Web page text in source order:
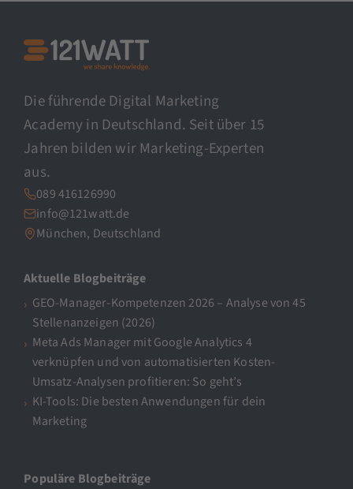
Die führende Digital Marketing
Academy in Deutschland. Seit über 15
Jahren bilden wir Marketing-Experten
aus.
089 416126990
info@121watt.de
München, Deutschland
Aktuelle Blogbeiträge
GEO-Manager-Kompetenzen 2026 – Analyse von 45
Stellenanzeigen (2026)
Meta Ads Manager mit Google Analytics 4
verknüpfen und von automatisierten Kosten-
Umsatz-Analysen profitieren: So geht’s
KI-Tools: Die besten Anwendungen für dein
Marketing
Populäre Blogbeiträge